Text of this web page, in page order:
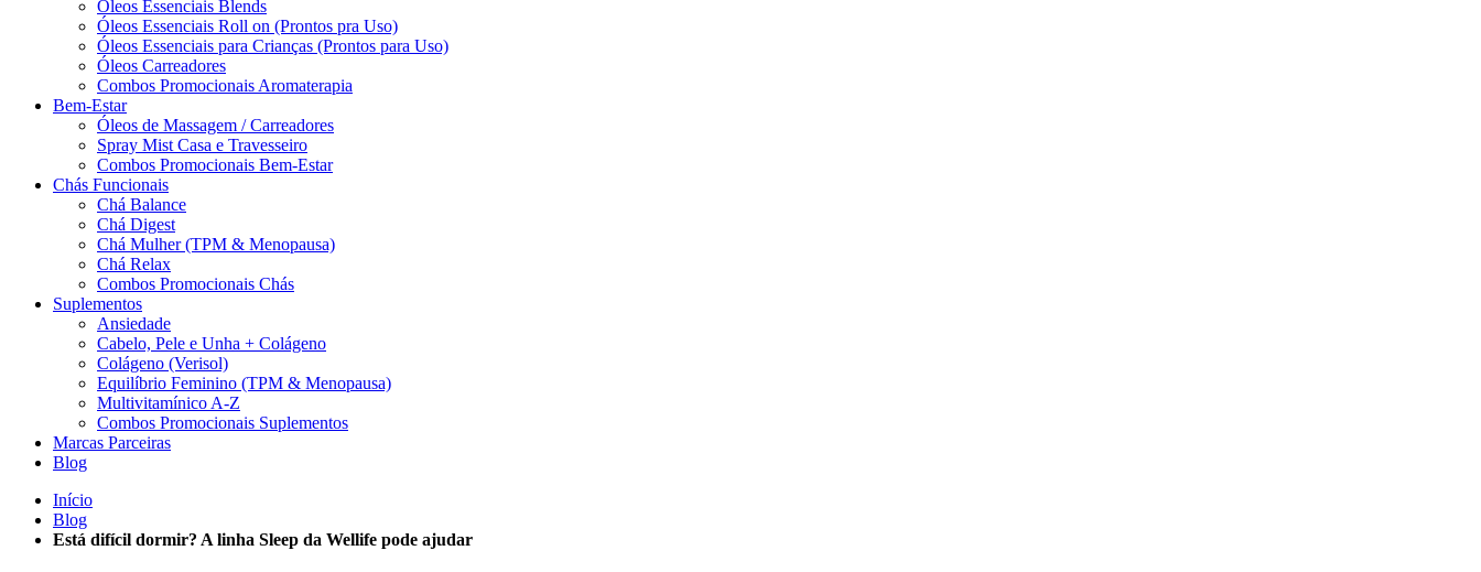
Óleos Essenciais Blends
Óleos Essenciais Roll on (Prontos pra Uso)
Óleos Essenciais para Crianças (Prontos para Uso)
Óleos Carreadores
Combos Promocionais Aromaterapia
Bem-Estar
Óleos de Massagem / Carreadores
Spray Mist Casa e Travesseiro
Combos Promocionais Bem-Estar
Chás Funcionais
Chá Balance
Chá Digest
Chá Mulher (TPM & Menopausa)
Chá Relax
Combos Promocionais Chás
Suplementos
Ansiedade
Cabelo, Pele e Unha + Colágeno
Colágeno (Verisol)
Equilíbrio Feminino (TPM & Menopausa)
Multivitamínico A-Z
Combos Promocionais Suplementos
Marcas Parceiras
Blog
Início
Blog
Está difícil dormir? A linha Sleep da Wellife pode ajudar